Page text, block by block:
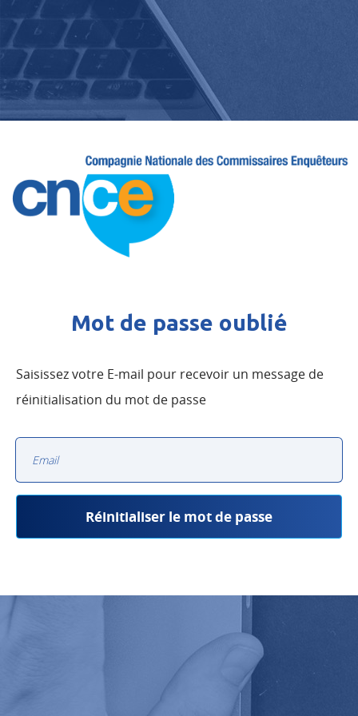
Mot de passe oublié
Saisissez votre E-mail pour recevoir un message de
réinitialisation du mot de passe
Adresse e-mail
Réinitialiser le mot de passe